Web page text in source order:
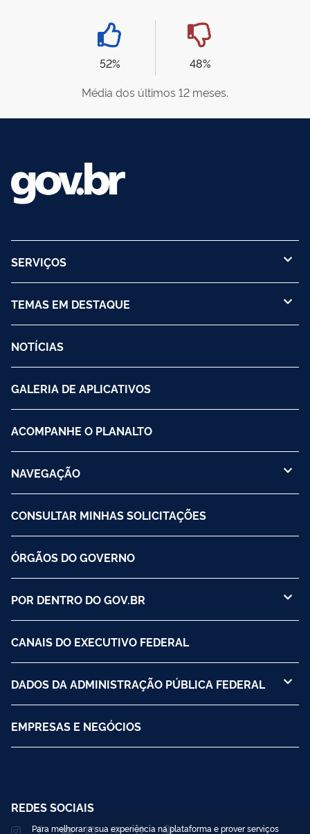
52%
48%
Média dos últimos 12 meses.
SERVIÇOS
TEMAS EM DESTAQUE
NOTÍCIAS
GALERIA DE APLICATIVOS
ACOMPANHE O PLANALTO
NAVEGAÇÃO
CONSULTAR MINHAS SOLICITAÇÕES
ÓRGÃOS DO GOVERNO
POR DENTRO DO GOV.BR
CANAIS DO EXECUTIVO FEDERAL
DADOS DA ADMINISTRAÇÃO PÚBLICA FEDERAL
EMPRESAS E NEGÓCIOS
REDES SOCIAIS
Para melhorar a sua experiência na plataforma e prover serviços